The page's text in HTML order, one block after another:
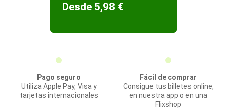
Desde 5,98 €
Pago seguro
Utiliza Apple Pay, Visa y
tarjetas internacionales
Fácil de comprar
Consigue tus billetes online,
en nuestra app o en una
Flixshop